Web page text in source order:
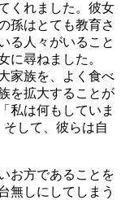
くれました。彼女
孫はとても教育さ
る人々がいること
に尋ねました。
家族を、よく食べ
を拡大することが
私は何もしていま
して、彼らは自
お方であることを
無しにしてしまう